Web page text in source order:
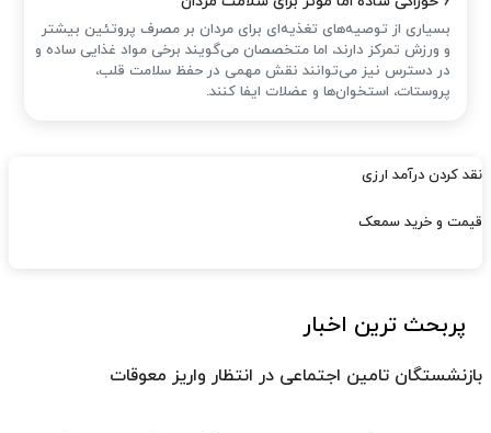
بسیاری از توصیه‌های تغذیه‌ای برای مردان بر مصرف پروتئین بیشتر
و ورزش تمرکز دارند، اما متخصصان می‌گویند برخی مواد غذایی ساده و
در دسترس نیز می‌توانند نقش مهمی در حفظ سلامت قلب،
پروستات، استخوان‌ها و عضلات ایفا کنند.
نقد کردن درآمد ارزی
قیمت و خرید سمعک
پربحث ترین اخبار
بازنشستگان تامین اجتماعی در انتظار واریز معوقات